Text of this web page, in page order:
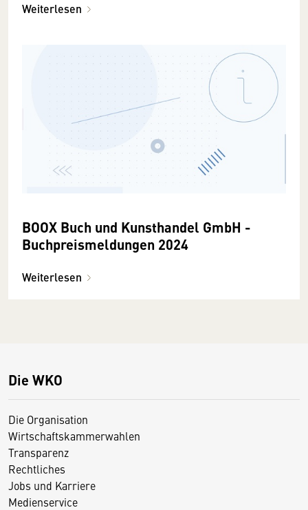
Weiterlesen
BOOX Buch und Kunsthandel GmbH -
Buchpreismeldungen 2024
Weiterlesen
Die WKO
Die Organisation
Wirtschaftskammerwahlen
Transparenz
Rechtliches
Jobs und Karriere
Medienservice